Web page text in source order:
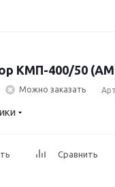
КМП-400/50
Можно заказать
Сравнить